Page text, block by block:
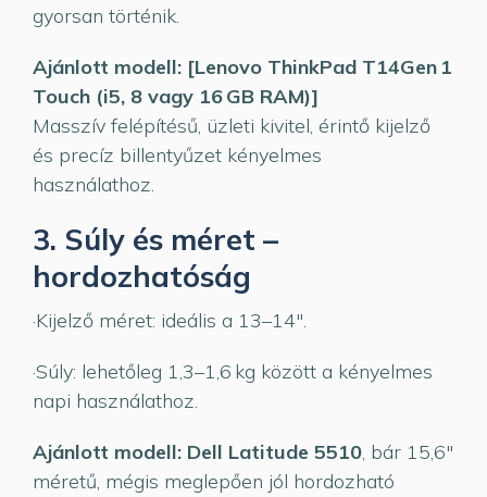
gyorsan történik.
Ajánlott modell: [Lenovo ThinkPad T14Gen 1
Touch (i5, 8 vagy 16 GB RAM)]
Masszív felépítésű, üzleti kivitel, érintő kijelző
és precíz billentyűzet kényelmes
használathoz.
3. Súly és méret –
hordozhatóság
·Kijelző méret: ideális a 13–14″.
·Súly: lehetőleg 1,3–1,6 kg között a kényelmes
napi használathoz.
Ajánlott modell: Dell Latitude 5510, bár 15,6″
méretű, mégis meglepően jól hordozható